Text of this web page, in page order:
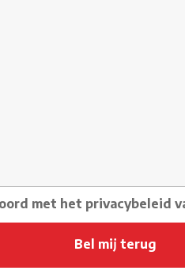
met het privacybeleid